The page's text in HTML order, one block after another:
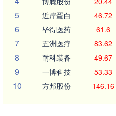
5 近岸蛋白 46.72
6 毕得医药 61.6
7 五洲医疗 83.62
8 耐科装备 49.67
9 一博科技 53.33
10 方邦股份 146.16